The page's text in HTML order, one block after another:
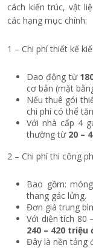
cách kiến trúc, vật
các hạng mục chính:
1 – Chi phí thiết kế
Dao động từ
cơ bản (mặt
Nếu thuê gói
chi phí có thể
Với nhà cấp 4
thường từ 20 –
2 – Chi phí thi công
Bao gồm:
thang gác lửng.
Đơn giá trung
Với diện tích 80
240 – 420 triệu
Đây là nền tảng